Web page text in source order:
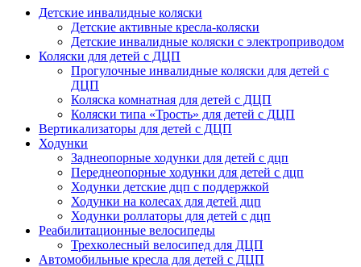
Детские инвалидные коляски
Детские активные кресла-коляски
Детские инвалидные коляски с электроприводом
Коляски для детей с ДЦП
Прогулочные инвалидные коляски для детей с
ДЦП
Коляска комнатная для детей с ДЦП
Коляски типа «Трость» для детей с ДЦП
Вертикализаторы для детей с ДЦП
Ходунки
Заднеопорные ходунки для детей с дцп
Переднеопорные ходунки для детей с дцп
Ходунки детские дцп с поддержкой
Ходунки на колесах для детей дцп
Ходунки роллаторы для детей с дцп
Реабилитационные велосипеды
Трехколесный велосипед для ДЦП
Автомобильные кресла для детей с ДЦП